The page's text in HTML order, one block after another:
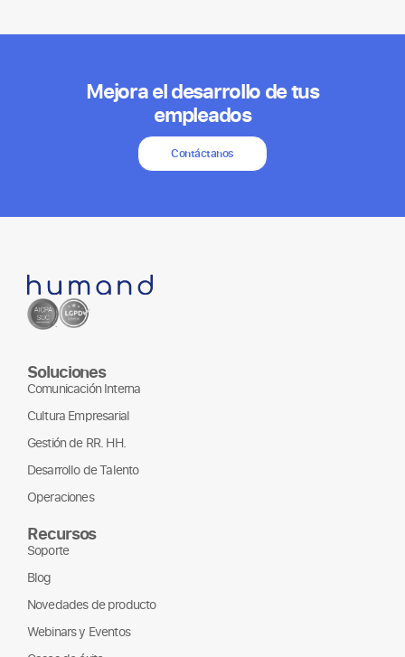
Mejora el desarrollo de tus
empleados
Contáctanos
Soluciones
Comunicación Interna
Cultura Empresarial
Gestión de RR. HH.
Desarrollo de Talento
Operaciones
Recursos
Soporte
Blog
Novedades de producto
Webinars y Eventos